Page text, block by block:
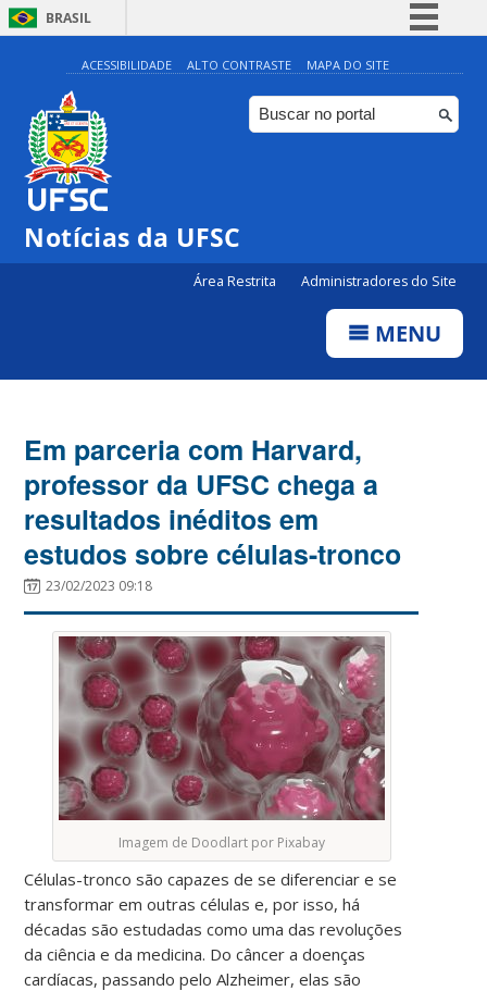
BRASIL
Simplifique!
Comunica BR
Participe
ACESSIBILIDADE ALTO CONTRASTE MAPA DO SITE
Notícias da UFSC
Área Restrita Administradores do Site
MENU
Em parceria com Harvard,
professor da UFSC chega a
resultados inéditos em
estudos sobre células-tronco
23/02/2023 09:18
Imagem de Doodlart por Pixabay
Células-tronco são capazes de se diferenciar e se
transformar em outras células e, por isso, há
décadas são estudadas como uma das revoluções
da ciência e da medicina. Do câncer a doenças
cardíacas, passando pelo Alzheimer, elas são